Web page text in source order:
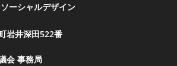
ーシャルデザイン
岩井深田522番
会 事務局